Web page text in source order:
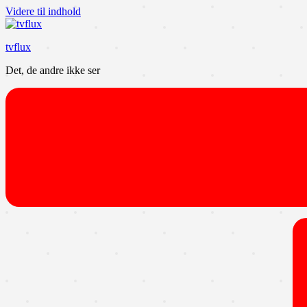
Videre til indhold
tvflux
Det, de andre ikke ser